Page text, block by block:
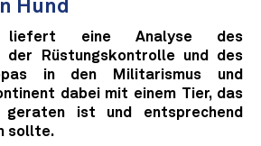
Hund
eine Analyse des
der Rüstungskontrolle und des
in den Militarismus und
dabei mit einem Tier, das
ist und entsprechend
sollte.